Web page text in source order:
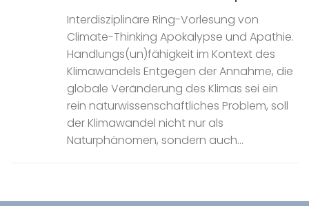
Interdisziplinäre Ring-Vorlesung von
Climate-Thinking Apokalypse und Apathie.
Handlungs(un)fähigkeit im Kontext des
Klimawandels Entgegen der Annahme, die
globale Veränderung des Klimas sei ein
rein naturwissenschaftliches Problem, soll
der Klimawandel nicht nur als
Naturphänomen, sondern auch...